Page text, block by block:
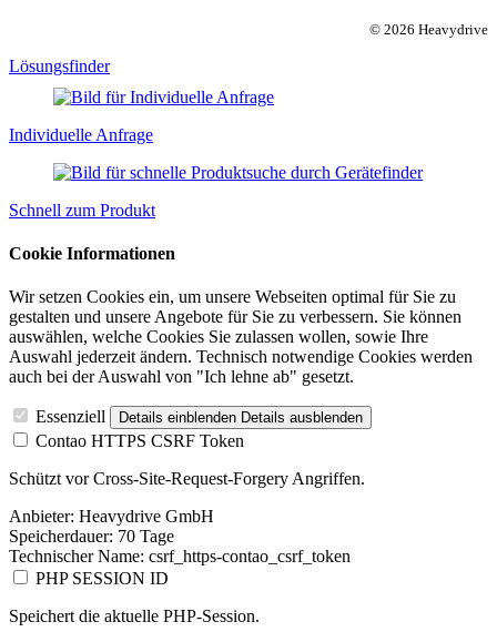
© 2026 Heavydrive
Lösungsfinder
Individuelle Anfrage
Schnell zum Produkt
Cookie Informationen
Wir setzen Cookies ein, um unsere Webseiten optimal für Sie zu
gestalten und unsere Angebote für Sie zu verbessern. Sie können
auswählen, welche Cookies Sie zulassen wollen, sowie Ihre
Auswahl jederzeit ändern. Technisch notwendige Cookies werden
auch bei der Auswahl von "Ich lehne ab" gesetzt.
Essenziell Details einblenden Details ausblenden
Contao HTTPS CSRF Token
Schützt vor Cross-Site-Request-Forgery Angriffen.
Anbieter: Heavydrive GmbH
Speicherdauer: 70 Tage
Technischer Name: csrf_https-contao_csrf_token
PHP SESSION ID
Speichert die aktuelle PHP-Session.